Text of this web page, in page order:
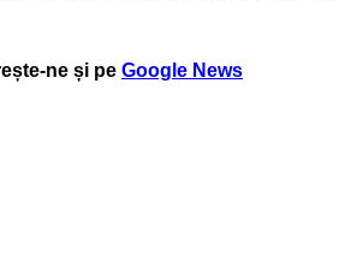
ne și pe Google News